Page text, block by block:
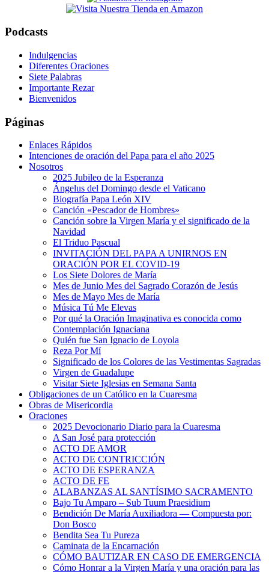
Podcasts
Indulgencias
Diferentes Oraciones
Siete Palabras
Importante Rezar
Bienvenidos
Páginas
Enlaces Rápidos
Intenciones de oración del Papa para el año 2025
Nosotros
2025 Jubileo de la Esperanza
Ángelus del Domingo desde el Vaticano
Biografía Papa León XIV
Canción «Pescador de Hombres»
Canción sobre la Virgen María y el significado de la
Navidad
El Triduo Pascual
INVITACIÓN DEL PAPA A UNIRNOS EN
ORACIÓN POR EL COVID-19
Los Siete Dolores de María
Mes de Junio Mes del Sagrado Corazón de Jesús
Mes de Mayo Mes de María
Música Tú Me Elevas
Por qué la Oración Imaginativa es conocida como
Contemplación Ignaciana
Quién fue San Ignacio de Loyola
Reza Por Mí
Significado de los Colores de las Vestimentas Sagradas
Virgen de Guadalupe
Visitar Siete Iglesias en Semana Santa
Obligaciones de un Católico en la Cuaresma
Obras de Misericordia
Oraciones
2025 Devocionario Diario para la Cuaresma
A San José para protección
ACTO DE AMOR
ACTO DE CONTRICCIÓN
ACTO DE ESPERANZA
ACTO DE FE
ALABANZAS AL SANTÍSIMO SACRAMENTO
Bajo Tu Amparo – Sub Tuum Praesidium
Bendición De María Auxiliadora — Compuesta por:
Don Bosco
Bendita Sea Tu Pureza
Caminata de la Encarnación
CÓMO BAUTIZAR EN CASO DE EMERGENCIA
Cómo Honrar a la Virgen María y una oración para las